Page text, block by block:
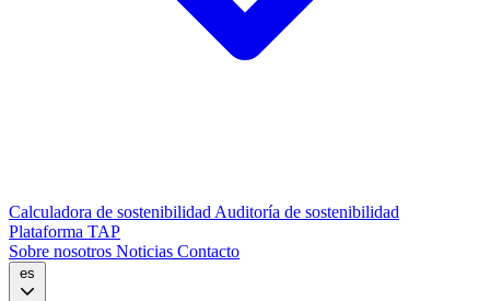
Calculadora de sostenibilidad Auditoría de sostenibilidad
Plataforma TAP
Sobre nosotros Noticias Contacto
es